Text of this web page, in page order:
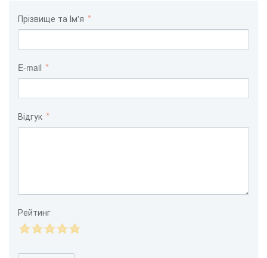
Прізвище та Ім'я
E-mail
Відгук
Рейтинг